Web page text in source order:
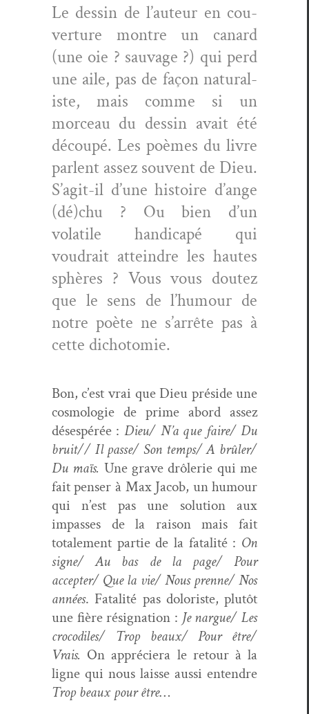
Le dessin de l’au­teur en cou­
ver­ture mon­tre un canard
(une oie ? sauvage ?) qui perd
une aile, pas de façon nat­u­ral­
iste, mais comme si un
morceau du dessin avait été
découpé. Les poèmes du livre
par­lent assez sou­vent de Dieu.
S’ag­it-il d’une his­toire d’ange
(dé)chu ? Ou bien d’un
volatile hand­i­capé qui
voudrait attein­dre les hautes
sphères ? Vous vous doutez
que le sens de l’hu­mour de
notre poète ne s’ar­rête pas à
cette dichotomie.
Bon, c’est vrai que Dieu pré­side une
cos­molo­gie de prime abord assez
dés­espérée : Dieu/ N’a que faire/ Du
bruit// Il passe/ Son temps/ A brûler/
Du maïs. Une grave drô­lerie qui me
fait penser à Max Jacob, un humour
qui n’est pas une solu­tion aux
impass­es de la rai­son mais fait
totale­ment par­tie de la fatal­ité : On
signe/ Au bas de la page/ Pour
accepter/ Que la vie/ Nous prenne/ Nos
années. Fatal­ité pas doloriste, plutôt
une fière résig­na­tion : Je nargue/ Les
crocodiles/ Trop beaux/ Pour être/
Vrais. On appréciera le retour à la
ligne qui nous laisse aus­si enten­dre
Trop beaux pour être…